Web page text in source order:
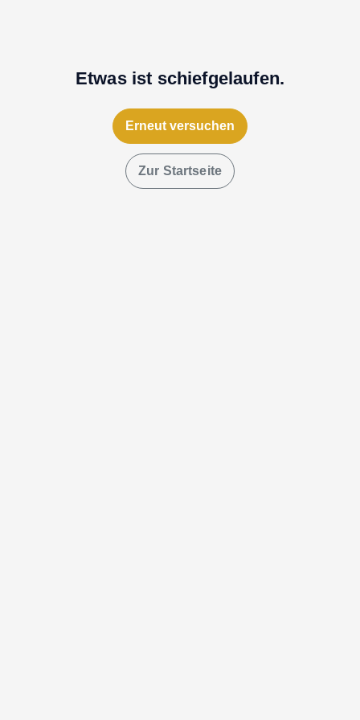
Etwas ist schiefgelaufen.
Erneut versuchen
Zur Startseite